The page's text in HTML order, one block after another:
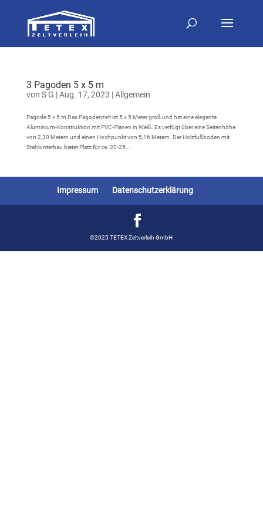
3 Pagoden 5 x 5 m
von S G |Aug. 17, 2023 |Allgemein
Pagode 5 x 5 m Das Pagodenzelt ist 5 x 5 Meter groß und hat eine elegante
Aluminium-Konstruktion mit PVC-Planen in Weiß. Es verfügt über eine Seitenhöhe
von 2,30 Metern und einen Hochpunkt von 5,16 Metern. Der Holzfußboden mit
Stahlunterbau bietet Platz für ca. 20-25...
Impressum Datenschutzerklärung
©2025 TETEX Zeltverleih GmbH